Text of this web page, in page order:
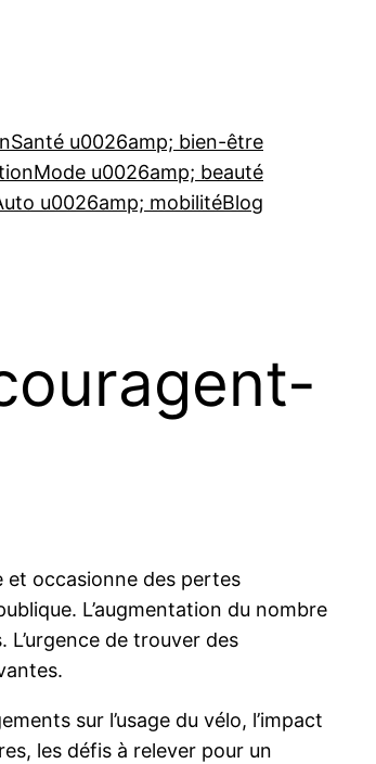
Santé u0026amp; bien-être
Mode u0026amp; beauté
u0026amp; mobilitéBlog
et occasionne des pertes
L’augmentation du nombre
de trouver des
sur l’usage du vélo, l’impact
les défis à relever pour un